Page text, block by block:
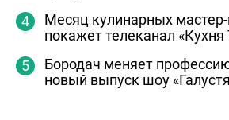
Месяц кулинарных мастер-
покажет телеканал
Бородач меняет
новый выпуск шоу